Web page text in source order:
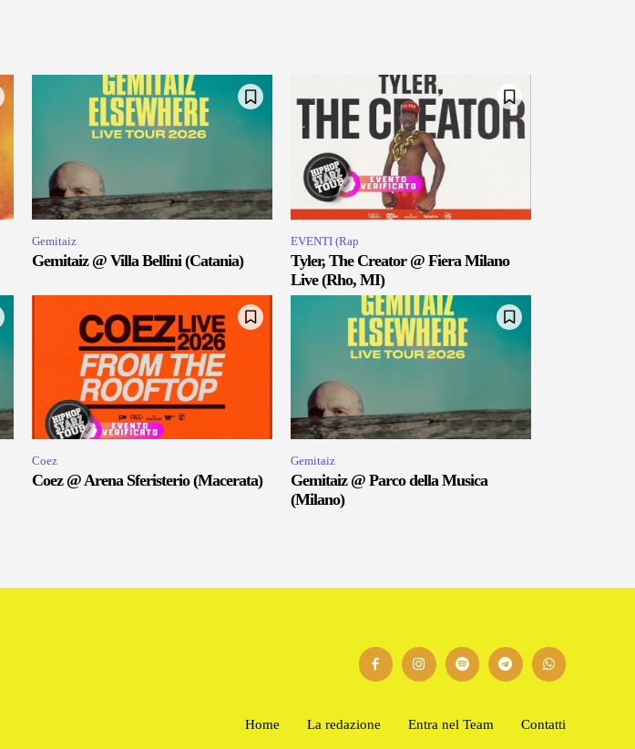
Gemitaiz
Gemitaiz @ Villa Bellini (Catania)
EVENTI (Rap
Tyler, The Creator @ Fiera Milano
Live (Rho, MI)
Coez
Coez @ Arena Sferisterio (Macerata)
Gemitaiz
Gemitaiz @ Parco della Musica
(Milano)
Home La redazione Entra nel Team Contatti